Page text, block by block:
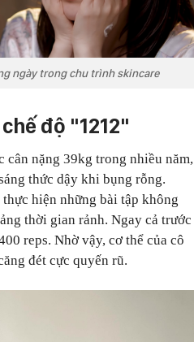
ngày trong chu trình skincare
độ "1212"
nặng 39kg trong nhiều năm,
thức dậy khi bụng rỗng.
hiện những bài tập không
thời gian rảnh. Ngay cả trước
reps. Nhờ vậy, cơ thể của cô
đét cực quyến rũ.